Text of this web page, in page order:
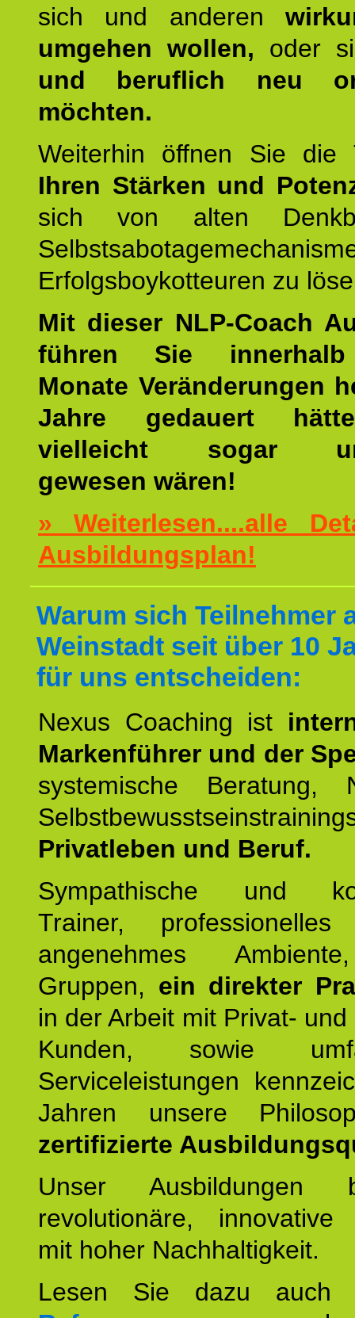
sich und anderen
umgehen wollen, oder
und beruflich neu
möchten.
Weiterhin öffnen Sie
Ihren Stärken und
sich von alten
Erfolgsboykotteuren zu
Mit dieser NLP-Coach
führen Sie
Monate Veränderungen
Jahre gedauert
vielleicht sogar
gewesen wären!
» Weiterlesen....alle
Ausbildungsplan!
Warum sich Teilnehmer
Weinstadt seit über 10
für uns entscheiden:
Nexus Coaching ist
Markenführer und der
systemische Beratung,
Privatleben und Beruf.
Sympathische und
Trainer, professionelles
angenehmes
Gruppen, ein direkter
in der Arbeit mit Privat-
Kunden, sowie
Serviceleistungen
Jahren unsere
zertifizierte
Unser Ausbildungen
revolutionäre, innovative
mit hoher Nachhaltigkeit.
Lesen Sie dazu